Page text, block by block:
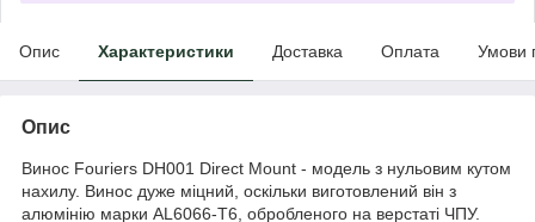
Опис Характеристики Доставка Оплата Умови
Опис
Винос Fouriers DH001 Direct Mount - модель з нульовим кутом
нахилу. Винос дуже міцний, оскільки виготовлений він з
алюмінію марки AL6066-T6, обробленого на верстаті ЧПУ.